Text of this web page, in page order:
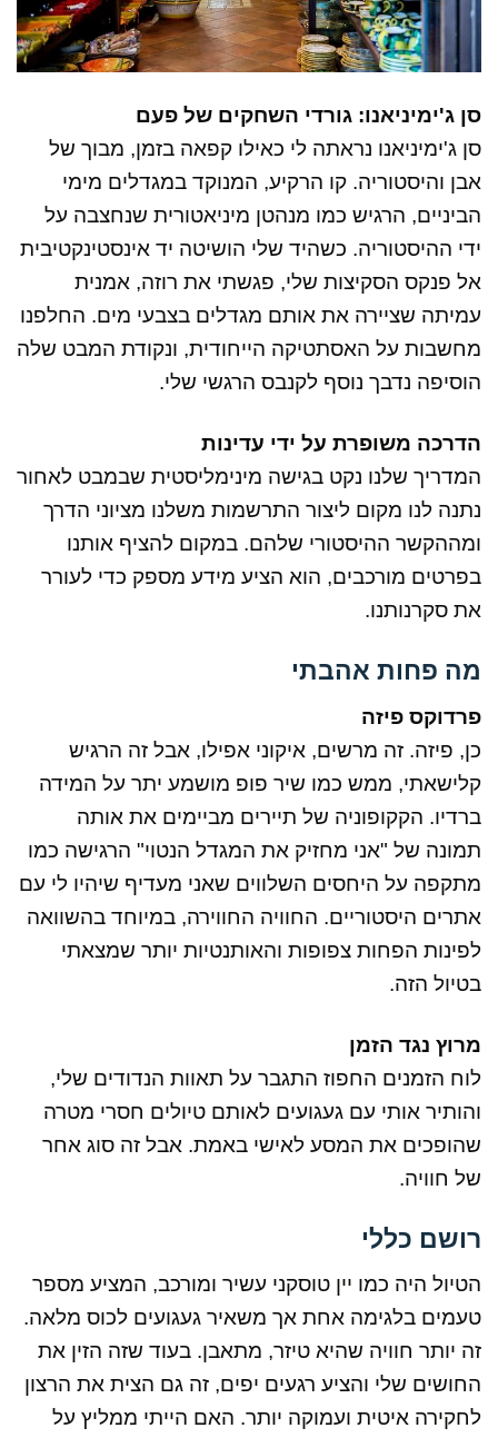
סן ג'ימיניאנו: גורדי השחקים של פעם
סן ג'ימיניאנו נראתה לי כאילו קפאה בזמן, מבוך של
אבן והיסטוריה. קו הרקיע, המנוקד במגדלים מימי
הביניים, הרגיש כמו מנהטן מיניאטורית שנחצבה על
ידי ההיסטוריה. כשהיד שלי הושיטה יד אינסטינקטיבית
אל פנקס הסקיצות שלי, פגשתי את רוזה, אמנית
עמיתה שציירה את אותם מגדלים בצבעי מים. החלפנו
מחשבות על האסתטיקה הייחודית, ונקודת המבט שלה
הוסיפה נדבך נוסף לקנבס הרגשי שלי.
הדרכה משופרת על ידי עדינות
המדריך שלנו נקט בגישה מינימליסטית שבמבט לאחור
נתנה לנו מקום ליצור התרשמות משלנו מציוני הדרך
ומההקשר ההיסטורי שלהם. במקום להציף אותנו
בפרטים מורכבים, הוא הציע מידע מספק כדי לעורר
את סקרנותנו.
מה פחות אהבתי
פרדוקס פיזה
כן, פיזה. זה מרשים, איקוני אפילו, אבל זה הרגיש
קלישאתי, ממש כמו שיר פופ מושמע יתר על המידה
ברדיו. הקקופוניה של תיירים מביימים את אותה
תמונה של "אני מחזיק את המגדל הנטוי" הרגישה כמו
מתקפה על היחסים השלווים שאני מעדיף שיהיו לי עם
אתרים היסטוריים. החוויה החווירה, במיוחד בהשוואה
לפינות הפחות צפופות והאותנטיות יותר שמצאתי
בטיול הזה.
מרוץ נגד הזמן
לוח הזמנים החפוז התגבר על תאוות הנדודים שלי,
והותיר אותי עם געגועים לאותם טיולים חסרי מטרה
שהופכים את המסע לאישי באמת. אבל זה סוג אחר
של חוויה.
רושם כללי
הטיול היה כמו יין טוסקני עשיר ומורכב, המציע מספר
טעמים בלגימה אחת אך משאיר געגועים לכוס מלאה.
זה יותר חוויה שהיא טיזר, מתאבן. בעוד שזה הזין את
החושים שלי והציע רגעים יפים, זה גם הצית את הרצון
לחקירה איטית ועמוקה יותר. האם הייתי ממליץ על